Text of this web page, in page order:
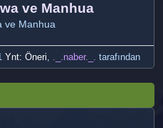
ve Manhua
ve Manhua
Ynt: Öneri, ._.naber._. tarafından